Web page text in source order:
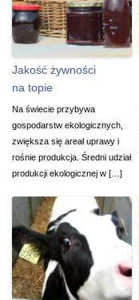
Jakość żywności
na topie
Na świecie przybywa
gospodarstw ekologicznych,
zwiększa się areał uprawy i
rośnie produkcja. Średni udział
produkcji ekologicznej w […]